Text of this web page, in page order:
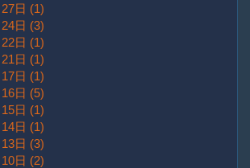
日 (1)
日 (3)
日 (1)
日 (1)
日 (1)
日 (5)
日 (1)
日 (1)
日 (3)
日 (2)